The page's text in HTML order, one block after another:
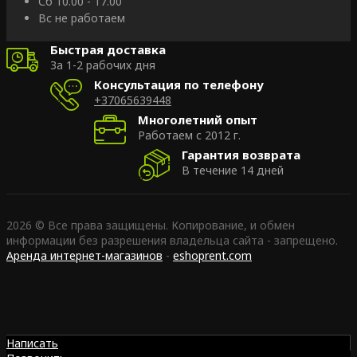
Вс не работаем
Быстрая доставка
За 1-2 рабочих дня
Консультация по телефону
+37065639448
Многолетний опыт
Работаем с 2012 г.
Гарантия возврата
В течение 14 дней
2026 © Все права защищены. Копирование, и обмен
информации без разрешения владельца сайта - запрещено.
Аренда интернет-магазинов - eshoprent.com
Написать